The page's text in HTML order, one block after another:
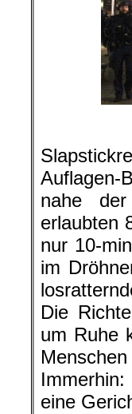
Auflagen-
nahe
erlaubten
nur 10-
im
Die
um Ruhe
eine